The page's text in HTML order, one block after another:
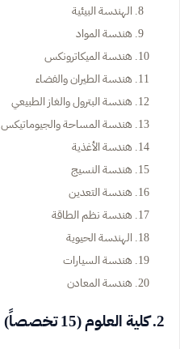
الهندسة البيئية
هندسة المواد
هندسة الميكاترونكس
هندسة الطيران والفضاء
هندسة البترول والغاز الطبيعي
هندسة المساحة والجيوماتيكس
هندسة الأغذية
هندسة النسيج
هندسة التعدين
هندسة نظم الطاقة
الهندسة الحيوية
هندسة السيارات
هندسة المعادن
2. كلية العلوم (15 تخصصاً)